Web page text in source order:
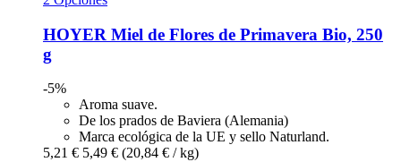
HOYER Miel de Flores de Primavera Bio, 250
g
-5%
Aroma suave.
De los prados de Baviera (Alemania)
Marca ecológica de la UE y sello Naturland.
5,21 € 5,49 € (20,84 € / kg)